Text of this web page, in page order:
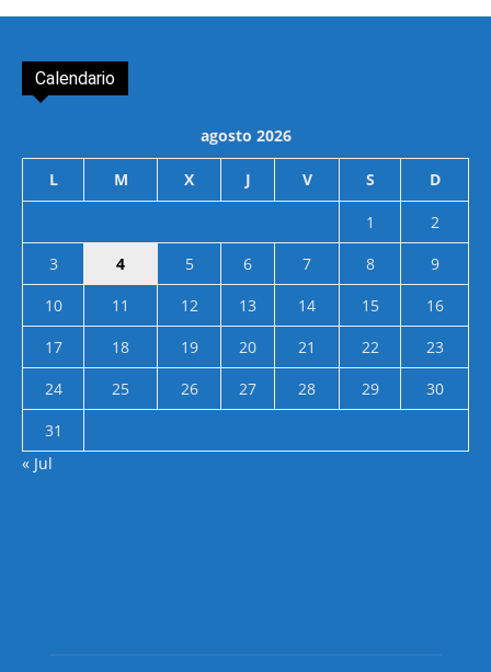
Calendario
agosto 2026
L M X J V S D
1
2
3
4 5 6 7 8
9
10
11 12 13 14 15
16
17
18 19 20 21 22
23
24
25 26 27 28 29
30
31
« Jul